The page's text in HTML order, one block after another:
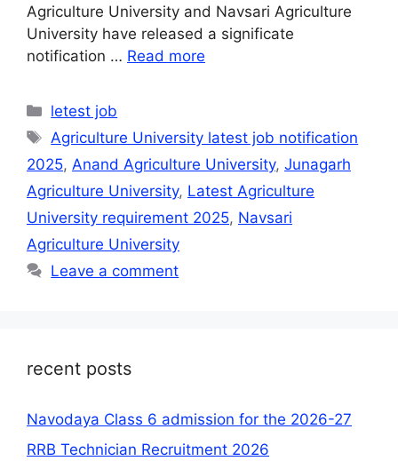
Agriculture University and Navsari Agriculture
University have released a significate
notification … Read more
Categories
letest job
Tags
Agriculture University latest job notification
2025, Anand Agriculture University, Junagarh
Agriculture University, Latest Agriculture
University requirement 2025, Navsari
Agriculture University
Leave a comment
recent posts
Navodaya Class 6 admission for the 2026-27
RRB Technician Recruitment 2026